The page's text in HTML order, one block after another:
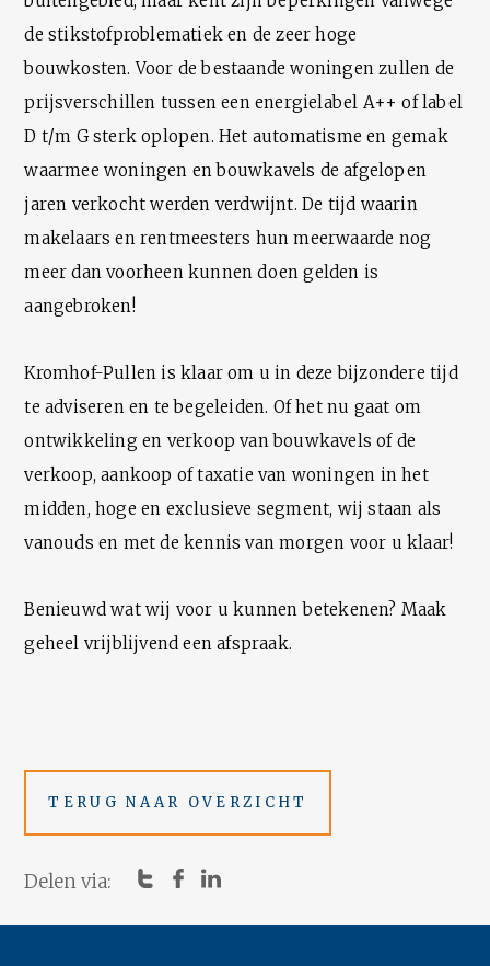
de stikstofproblematiek en de zeer hoge
bouwkosten. Voor de bestaande woningen zullen de
prijsverschillen tussen een energielabel A++ of label
D t/m G sterk oplopen. Het automatisme en gemak
waarmee woningen en bouwkavels de afgelopen
jaren verkocht werden verdwijnt. De tijd waarin
makelaars en rentmeesters hun meerwaarde nog
meer dan voorheen kunnen doen gelden is
aangebroken!
Kromhof-Pullen is klaar om u in deze bijzondere tijd
te adviseren en te begeleiden. Of het nu gaat om
ontwikkeling en verkoop van bouwkavels of de
verkoop, aankoop of taxatie van woningen in het
midden, hoge en exclusieve segment, wij staan als
vanouds en met de kennis van morgen voor u klaar!
Benieuwd wat wij voor u kunnen betekenen? Maak
geheel vrijblijvend eenafspraak.
TERUG NAAR OVERZICHT
Delen via: